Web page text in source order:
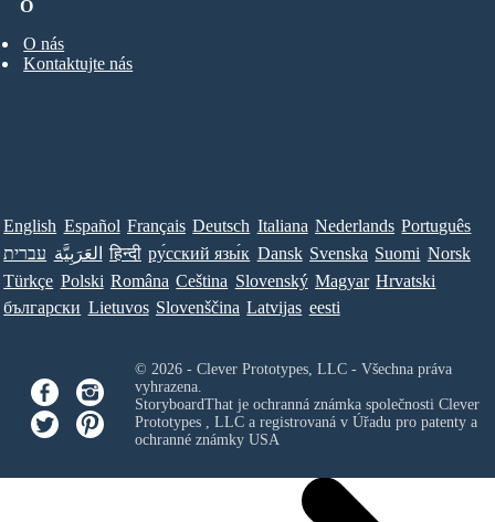
O
O nás
Kontaktujte nás
English Español Français Deutsch Italiana Nederlands Português
עברית العَرَبِيَّة हिन्दी ру́сский язы́к Dansk Svenska Suomi Norsk
Türkçe Polski Româna Ceština Slovenský Magyar Hrvatski
български Lietuvos Slovenščina Latvijas eesti
© 2026 - Clever Prototypes, LLC - Všechna práva
vyhrazena.
StoryboardThat je ochranná známka společnosti Clever
Prototypes , LLCa registrovaná v Úřadu pro patenty a
ochranné známky USA